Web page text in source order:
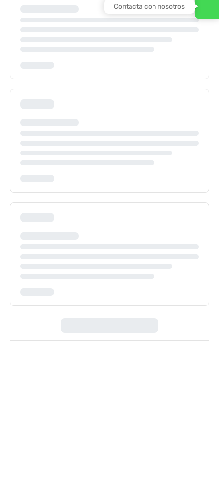
Contacta con nosotros